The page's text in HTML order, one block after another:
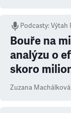
Podcasty:Výtah
Bouře na
analýzu o
skoro
Zuzana Machálková